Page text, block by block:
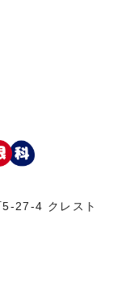
27-4 クレスト